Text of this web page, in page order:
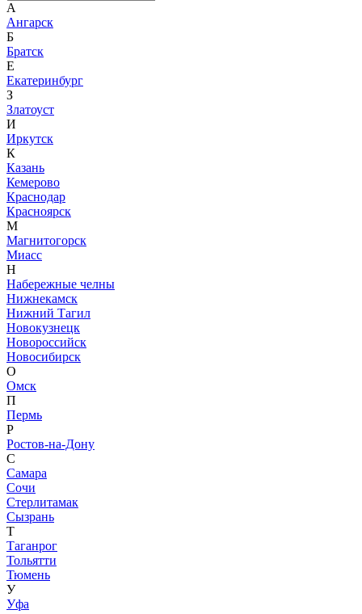
А
Ангарск
Б
Братск
Е
Екатеринбург
З
Златоуст
И
Иркутск
К
Казань
Кемерово
Краснодар
Красноярск
М
Магнитогорск
Миасс
Н
Набережные челны
Нижнекамск
Нижний Тагил
Новокузнецк
Новороссийск
Новосибирск
О
Омск
П
Пермь
Р
Ростов-на-Дону
С
Самара
Сочи
Стерлитамак
Сызрань
Т
Таганрог
Тольятти
Тюмень
У
Уфа